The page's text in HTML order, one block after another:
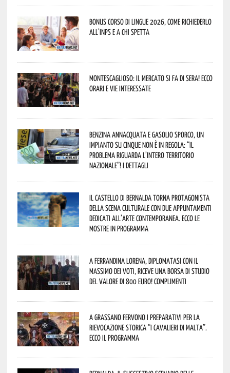
Bonus corso di lingue 2026, come richiederlo
all’INPS e a chi spetta
Montescaglioso: il mercato si fa di sera! Ecco
orari e vie interessate
Benzina annacquata e gasolio sporco, un
impianto su cinque non è in regola: “il
problema riguarda l’intero territorio
Nazionale”! I dettagli
Il Castello di Bernalda torna protagonista
della scena culturale con due appuntamenti
dedicati all’arte contemporanea. Ecco le
mostre in programma
A Ferrandina Lorena, diplomatasi con il
massimo dei voti, riceve una borsa di studio
del valore di 800 euro! Complimenti
A Grassano fervono i preparativi per la
Rievocazione Storica “I CAVALIERI DI MALTA”.
Ecco il programma